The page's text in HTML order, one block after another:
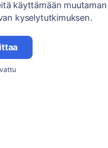
käyttämään
kyselytutkimuksen.